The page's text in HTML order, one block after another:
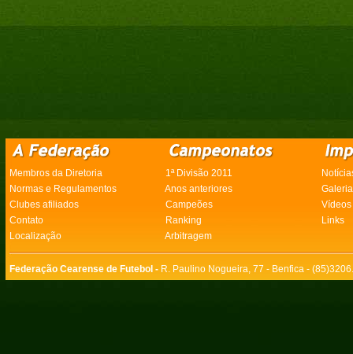
Membros da Diretoria 1ª Divisão 2011
Normas e Regulamentos
Anos anteriores
Clubes afiliados
Campeões
Vídeos
Contato
Ranking
Links
Localização
Arbitragem
Federação Cearense de Futebol - R. Paulino Nogueira, 77 - Benfica -